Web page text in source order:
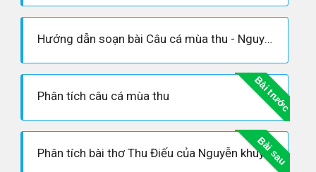
Hướng dẫn soạn bài Câu cá mùa thu - Nguyễn Khuyến
Bài trước
Phân tích câu cá mùa thu
Bài sau
Phân tích bài thơ Thu Điếu của Nguyễn khuyến